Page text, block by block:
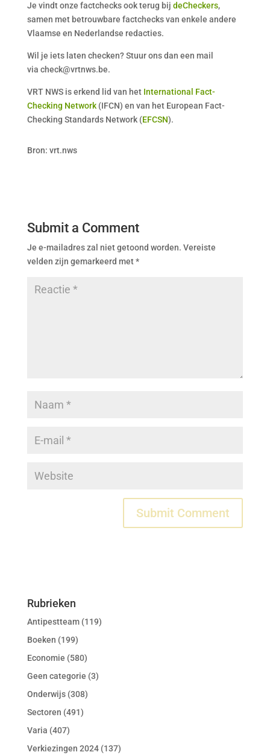
Je vindt onze factchecks ook terug bij deCheckers,
samen met betrouwbare factchecks van enkele andere
Vlaamse en Nederlandse redacties.
Wil je iets laten checken? Stuur ons dan een mail
via check@vrtnws.be.
VRT NWS is erkend lid van het International Fact-
Checking Network(IFCN) en van het European Fact-
Checking Standards Network (EFCSN).
Bron: vrt.nws
Submit a Comment
Je e-mailadres zal niet getoond worden. Vereiste
velden zijn gemarkeerd met*
Rubrieken
Antipestteam(119)
Boeken (199)
Economie (580)
Geen categorie (3)
Onderwijs(308)
Sectoren (491)
Varia (407)
Verkiezingen 2024(137)